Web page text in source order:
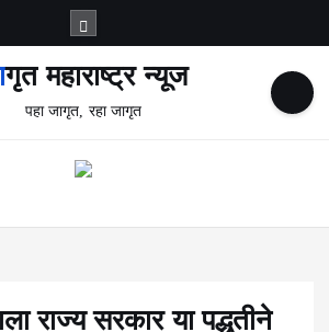
जागृत महाराष्ट्र न्यूज
पहा जागृत, रहा जागृत
राज्य सरकार या पद्धतीने